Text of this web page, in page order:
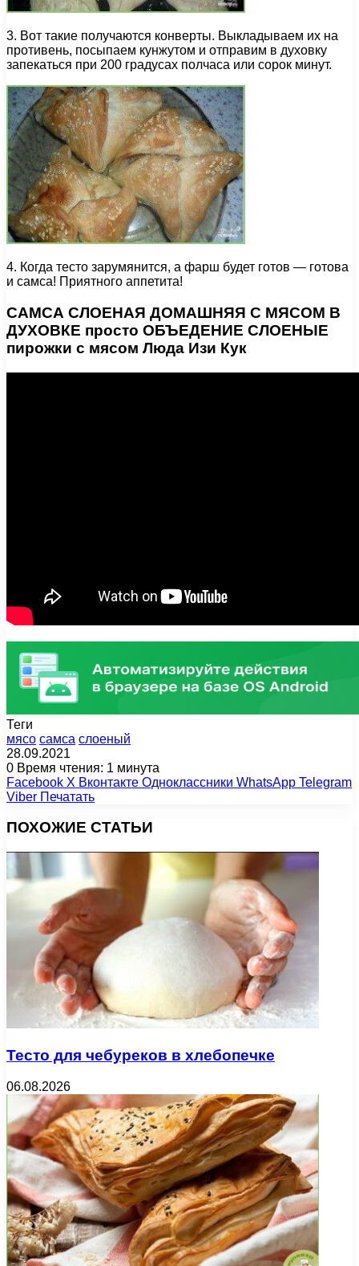
3. Вот такие получаются конверты. Выкладываем их на
противень, посыпаем кунжутом и отправим в духовку
запекаться при 200 градусах полчаса или сорок минут.
4. Когда тесто зарумянится, а фарш будет готов — готова
и самса! Приятного аппетита!
САМСА СЛОЕНАЯ ДОМАШНЯЯ С МЯСОМ В
ДУХОВКЕ просто ОБЪЕДЕНИЕ СЛОЕНЫЕ
пирожки с мясом Люда Изи Кук
Теги
мясо самса слоеный
28.09.2021
0 Время чтения: 1 минута
Facebook X Вконтакте Одноклассники WhatsApp Telegram
Viber Печатать
ПОХОЖИЕ СТАТЬИ
Тесто для чебуреков в хлебопечке
06.08.2026